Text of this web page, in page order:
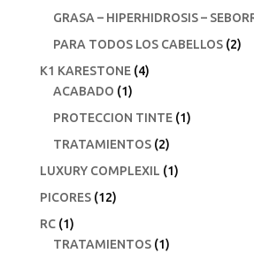
GRASA – HIPERHIDROSIS –
PARA TODOS LOS CABELLOS (2)
K1 KARESTONE (4)
ACABADO (1)
PROTECCION TINTE (1)
TRATAMIENTOS (2)
LUXURY COMPLEXIL (1)
PICORES (12)
RC (1)
TRATAMIENTOS (1)